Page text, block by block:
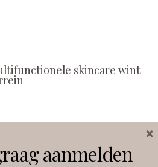
skincare wint
aanmelden
×